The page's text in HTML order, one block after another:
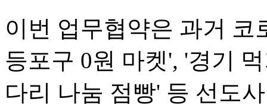
이번 업무협약은 과거 코
등포구 0원 마켓', '경기
다리 나눔 점빵' 등 선도